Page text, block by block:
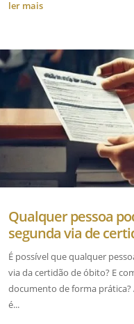
ler mais
Qualquer pessoa
segunda via de
É possível que qualquer
via da certidão de óbito? E
documento de forma
é...